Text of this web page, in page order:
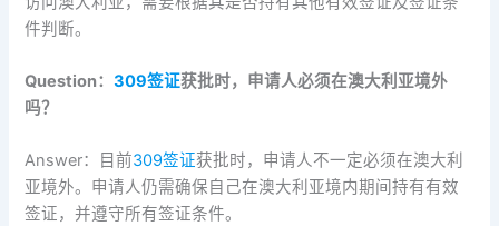
件判断。
Question：309签证获批时，申请人必须在澳大利亚境外
吗？
Answer：目前309签证获批时，申请人不一定必须在澳大利
亚境外。申请人仍需确保自己在澳大利亚境内期间持有有效
签证，并遵守所有签证条件。